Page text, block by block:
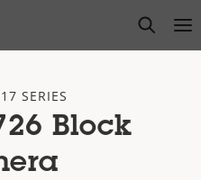
open
SERIES
Block